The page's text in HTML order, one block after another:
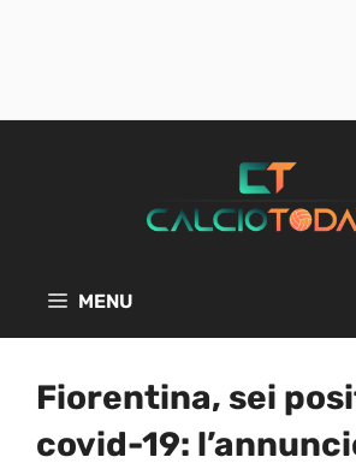
MENU
Fiorentina, sei
covid-19: